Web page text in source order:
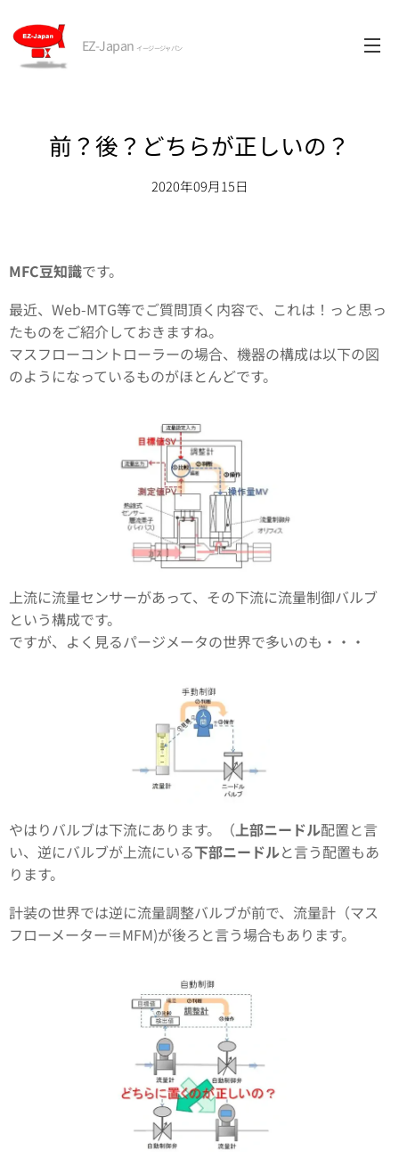
EZ-Japan イージージャパン
前？後？どちらが正しいの？
2020年09月15日
MFC豆知識です。
最近、Web-MTG等でご質問頂く内容で、これは！っと思っ
たものをご紹介しておきますね。
マスフローコントローラーの場合、機器の構成は以下の図
のようになっているものがほとんどです。
上流に流量センサーがあって、その下流に流量制御バルブ
という構成です。
ですが、よく見るパージメータの世界で多いのも・・・
やはりバルブは下流にあります。（上部ニードル配置と言
い、逆にバルブが上流にいる下部ニードルと言う配置もあ
ります。
計装の世界では逆に流量調整バルブが前で、流量計（マス
フローメーター＝MFM)が後ろと言う場合もあります。